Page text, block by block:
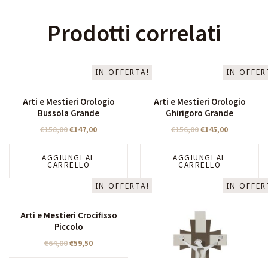
Prodotti correlati
IN OFFERTA!
Arti e Mestieri Orologio
Bussola Grande
€158,00€147,00
AGGIUNGI AL
CARRELLO
IN
Arti e Mestieri Orologio
Ghirigoro Grande
€156,00€145,00
AGGIUNGI AL
CARRELLO
IN OFFERTA!
Arti e Mestieri Crocifisso
Piccolo
€64,00€59,50
IN